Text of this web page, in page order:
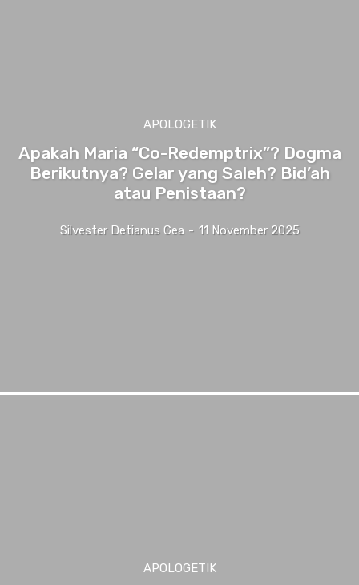
APOLOGETIK
Apakah Maria “Co-Redemptrix”? Dogma
Berikutnya? Gelar yang Saleh? Bid’ah
atau Penistaan?
Silvester Detianus Gea - 11 November 2025
APOLOGETIK